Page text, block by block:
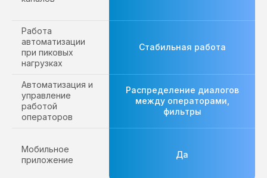
Работа
автоматизации
при пиковых
нагрузках
Автоматизация и
управление
работой
операторов
Мобильное
приложение
Стабильная работа
Распределение диалогов
между операторами,
фильтры
Да